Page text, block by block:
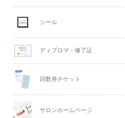
シール
ディプロマ・修了証
回数券チケット
サロンホームページ